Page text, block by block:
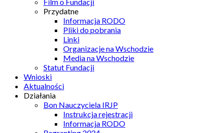
Przydatne
Informacja RODO
Pliki do pobrania
Linki
Organizacje na Wschodzie
Media na Wschodzie
Statut Fundacji
Wnioski
Aktualności
Działania
Bon Nauczyciela IRJP
Instrukcja rejestracji
Informacja RODO